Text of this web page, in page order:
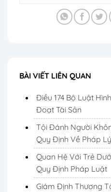
BÀI VIẾT LIÊN QUAN
Điều 174 Bộ Luật
Đoạt Tài Sản
Tội Đánh Người
Quy Định Về Pháp Lý
Quan Hệ Với Trẻ
Quy Định Pháp Luật
Giám Định Thương